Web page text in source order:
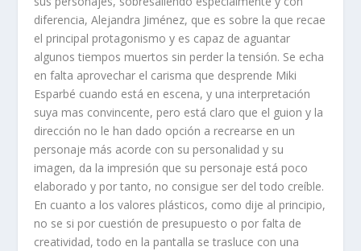
diferencia, Alejandra Jiménez, que es sobre la que recae
el principal protagonismo y es capaz de aguantar
algunos tiempos muertos sin perder la tensión. Se echa
en falta aprovechar el carisma que desprende Miki
Esparbé cuando está en escena, y una interpretación
suya mas convincente, pero está claro que el guion y la
dirección no le han dado opción a recrearse en un
personaje más acorde con su personalidad y su
imagen, da la impresión que su personaje está poco
elaborado y por tanto, no consigue ser del todo creíble.
En cuanto a los valores plásticos, como dije al principio,
no se si por cuestión de presupuesto o por falta de
creatividad, todo en la pantalla se trasluce con una